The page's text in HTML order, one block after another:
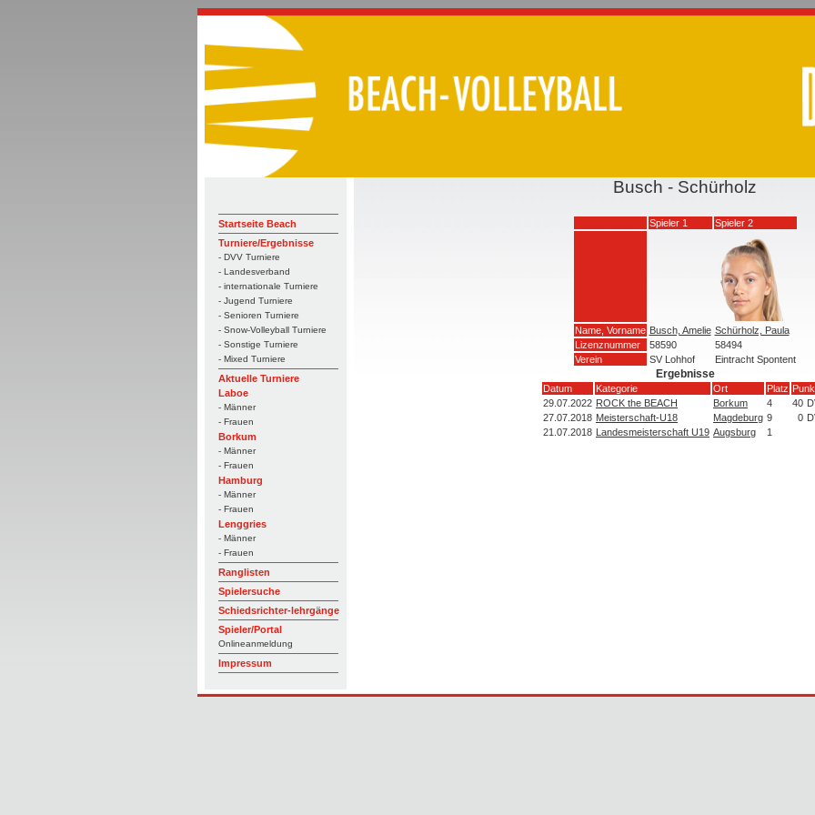
Startseite Beach
Turniere/Ergebnisse
- DVV Turniere
- Landesverband
- internationale Turniere
- Jugend Turniere
- Senioren Turniere
- Snow-Volleyball Turniere
- Sonstige Turniere
- Mixed Turniere
Aktuelle Turniere
Laboe
- Männer
- Frauen
Borkum
- Männer
- Frauen
Hamburg
- Männer
- Frauen
Lenggries
- Männer
- Frauen
Ranglisten
Spielersuche
Schiedsrichter-lehrgänge
Spieler/Portal
Onlineanmeldung
Impressum
Busch - Schürholz
Spieler 1 Spieler 2
Name, Vorname Busch, Amelie Schürholz, Paula
Lizenznummer
58590
58494
Verein
SV Lohhof Eintracht Spontent
Ergebnisse
Datum Kategorie Ort Platz
29.07.2022 ROCK the BEACH Borkum 4 40
27.07.2018 Meisterschaft-U18 Magdeburg 9 0
21.07.2018 Landesmeisterschaft U19 Augsburg 1